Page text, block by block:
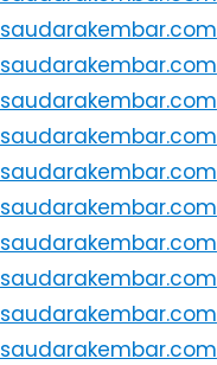
saudarakembar.com
saudarakembar.com
saudarakembar.com
saudarakembar.com
saudarakembar.com
saudarakembar.com
saudarakembar.com
saudarakembar.com
saudarakembar.com
saudarakembar.com